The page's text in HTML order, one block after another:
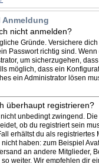
nicht anmelden?
Gründe. Versichere
Passwort richtig sind.
um sicherzugehen,
möglich, dass ein
ein Administrator lösen
überhaupt registrieren?
unbedingt zwingend.
ob du registriert sein
erhältst du als registriertes
haben: zum Beispiel
an andere Mitglieder,
weiter. Wir empfehlen dir